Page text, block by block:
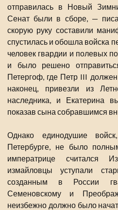
отправилась в Новый
Сенат были в сборе, —
скорую руку составили
спустилась и обошла войска
человек гвардии и полевых
и было решено
Петергоф, где Петр III
наконец, привезли из
наследника, и Екатерина
показав сына собравшимся
Однако единодушие
Петербурге, не было
императрице считался
измайловцы уступали
созданным в России
Семеновскому и
неизбежно должно было